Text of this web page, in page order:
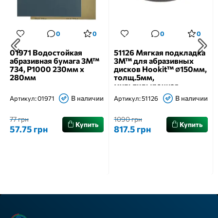
0 0
01971 Водостойкая
абразивная бумага 3M™
734, Р1000 230мм х
280мм
Артикул:01971 В наличии
77 грн
57.75 грн Купить
0 0
51126 Мягкая подкладка
3M™ для абразивных
дисков Hookit™ ∅150мм,
толщ.5мм,
мультидырочная
Артикул:51126 В наличии
1090 грн
817.5 грн Купить